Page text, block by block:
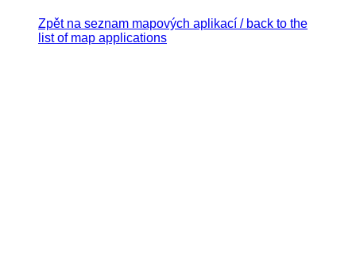
Zpět na seznam mapových aplikací / back to the
list of map applications